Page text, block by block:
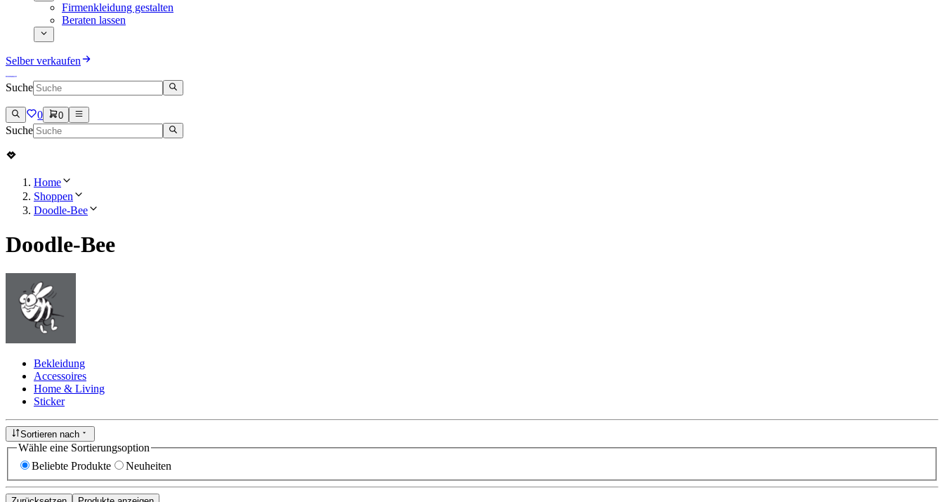
Firmenkleidung gestalten
Beraten lassen
Selber verkaufen
Suche
0 0
Suche
Home
Shoppen
Doodle-Bee
Doodle-Bee
Bekleidung
Accessoires
Home & Living
Sticker
Sortieren nach
Wähle eine Sortierungsoption
Beliebte Produkte
Neuheiten